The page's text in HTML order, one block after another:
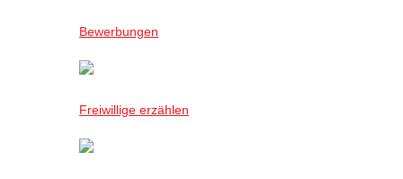
Bewerbungen
Freiwillige erzählen